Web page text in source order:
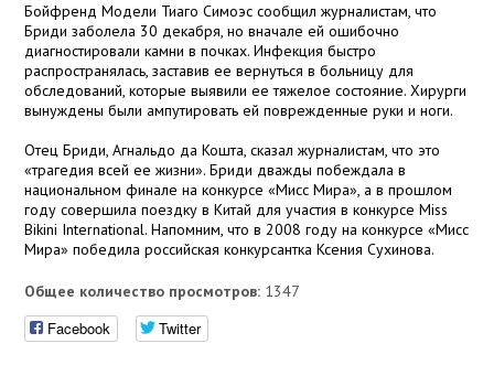
Бойфренд Модели Тиаго Симоэс сообщил журналистам, что
Бриди заболела 30 декабря, но вначале ей ошибочно
диагностировали камни в почках. Инфекция быстро
распространялась, заставив ее вернуться в больницу для
обследований, которые выявили ее тяжелое состояние. Хирурги
вынуждены были ампутировать ей поврежденные руки и ноги.
Отец Бриди, Агнальдо да Кошта, сказал журналистам, что это
«трагедия всей ее жизни». Бриди дважды побеждала в
национальном финале на конкурсе «Мисс Мира», а в прошлом
году совершила поездку в Китай для участия в конкурсе Miss
Bikini International. Напомним, что в 2008 году на конкурсе «Мисс
Мира» победила российская конкурсантка Ксения Сухинова.
Общее количество просмотров: 1347
Facebook Twitter